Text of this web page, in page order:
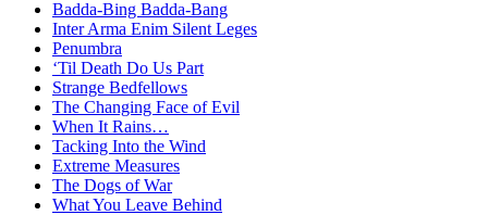
Badda-Bing Badda-Bang
Inter Arma Enim Silent Leges
Penumbra
‘Til Death Do Us Part
Strange Bedfellows
The Changing Face of Evil
When It Rains…
Tacking Into the Wind
Extreme Measures
The Dogs of War
What You Leave Behind